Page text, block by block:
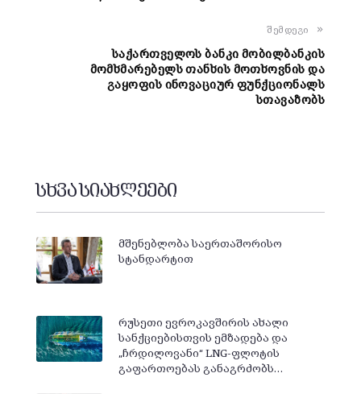
შემდეგი
საქართველოს ბანკი მობილბანკის
მომხმარებელს თანხის მოთხოვნის და
გაყოფის ინოვაციურ ფუნქციონალს
სთავაზობს
სხვა სიახლეები
მშენებლობა საერთაშორისო
სტანდარტით
რუსეთი ევროკავშირის ახალი
სანქციებისთვის ემზადება და
„ჩრდილოვანი“ LNG-ფლოტის
გაფართოებას განაგრძობს…